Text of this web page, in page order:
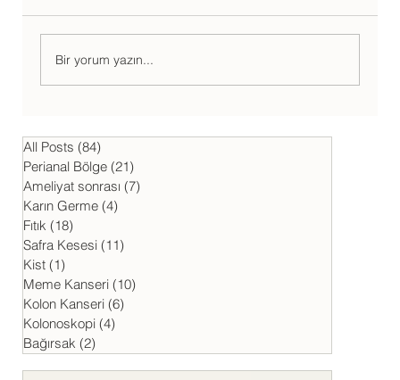
All Posts (84)84 yazı
Perianal Bölge (21)21 yazı
Ameliyat sonrası (7)7 yazı
Karın Germe (4)4 yazı
Fıtık (18)18 yazı
Safra Kesesi (11)11 yazı
Kist (1)1 yazı
Meme Kanseri (10)10 yazı
Kolon Kanseri (6)6 yazı
Kolonoskopi (4)4 yazı
Bağırsak (2)2 yazı
Toplanması
Bir yorum yazın...